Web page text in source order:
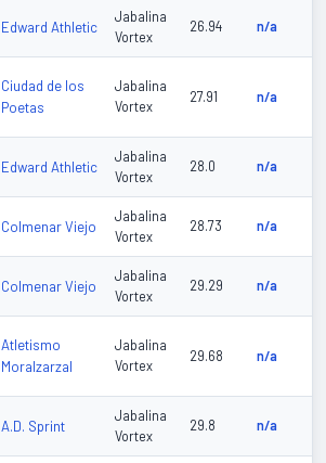
Edward Athletic
Jabalina
Vortex
26.94 n/a
Ciudad de los
Poetas
Jabalina
Vortex
27.91 n/a
Edward Athletic
Jabalina
Vortex
28.0 n/a
Colmenar Viejo
Jabalina
Vortex
28.73 n/a
Colmenar Viejo
Jabalina
Vortex
29.29 n/a
Atletismo
Moralzarzal
Jabalina
Vortex
29.68 n/a
A.D. Sprint
Jabalina
Vortex
29.8 n/a